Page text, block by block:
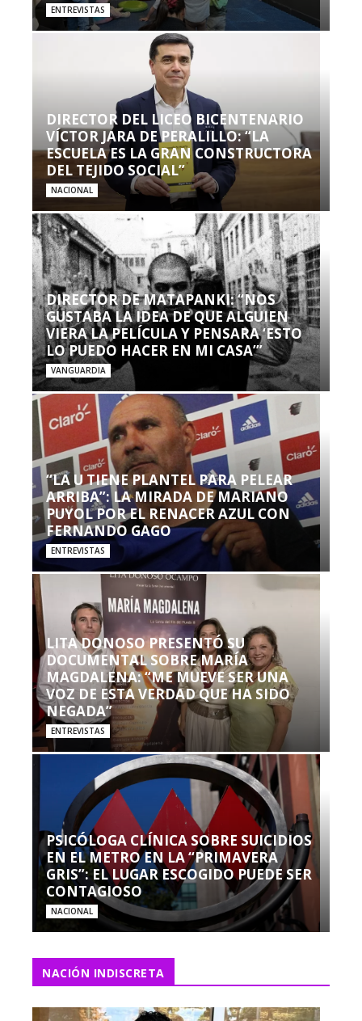
ENTREVISTAS
DIRECTOR DEL LICEO BICENTENARIO
VÍCTOR JARA DE PERALILLO: “LA
ESCUELA ES LA GRAN CONSTRUCTORA
DEL TEJIDO SOCIAL”
NACIONAL
DIRECTOR DE MATAPANKI: “NOS
GUSTABA LA IDEA DE QUE ALGUIEN
VIERA LA PELÍCULA Y PENSARA ‘ESTO
LO PUEDO HACER EN MI CASA’”
VANGUARDIA
“LA U TIENE PLANTEL PARA PELEAR
ARRIBA”: LA MIRADA DE MARIANO
PUYOL POR EL RENACER AZUL CON
FERNANDO GAGO
ENTREVISTAS
LITA DONOSO PRESENTÓ SU
DOCUMENTAL SOBRE MARÍA
MAGDALENA: “ME MUEVE SER UNA
VOZ DE ESTA VERDAD QUE HA SIDO
NEGADA”
ENTREVISTAS
PSICÓLOGA CLÍNICA SOBRE SUICIDIOS
EN EL METRO EN LA “PRIMAVERA
GRIS”: EL LUGAR ESCOGIDO PUEDE SER
CONTAGIOSO
NACIONAL
NACIÓN INDISCRETA